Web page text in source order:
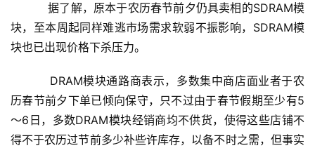
据了解，原本于农历春节前夕仍具卖相的SDRAM模
块，至本周起同样难逃市场需求软弱不振影响，SDRAM模
块也已出现价格下杀压力。
DRAM模块通路商表示，多数集中商店面业者于农
历春节前夕下单已倾向保守，只不过由于春节假期至少有5
～6日，多数DRAM模块经销商均不供货，使得这些店铺不
得不于农历过节前多少补些许库存，以备不时之需，但事实